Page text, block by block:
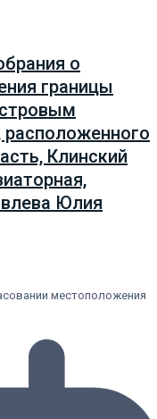
о
границы
расположенного
Клинский
Юлия
местоположения